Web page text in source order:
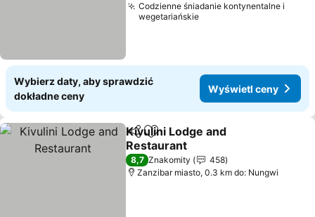
Codzienne śniadanie kontynentalne i
wegetariańskie
Wybierz daty, aby sprawdzić
dokładne ceny
Wyświetl ceny
Udostępnij
Dodaj do ulubionych
Kivulini Lodge and
Restaurant
8,7 Znakomity
458
Zanzibar miasto, 0.3 km do: Nungwi